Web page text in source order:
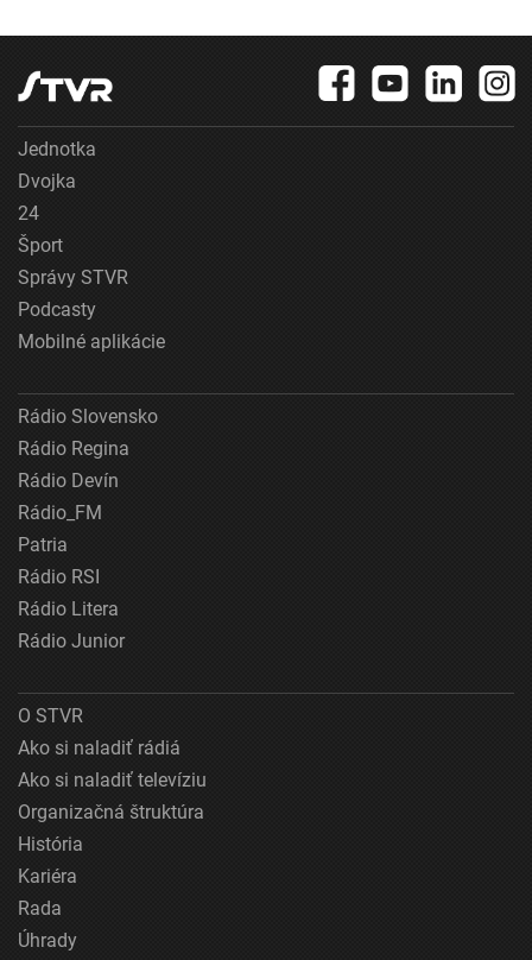
Jednotka
Dvojka
24
Šport
Správy STVR
Podcasty
Mobilné aplikácie
Rádio Slovensko
Rádio Regina
Rádio Devín
Rádio_FM
Patria
Rádio RSI
Rádio Litera
Rádio Junior
O STVR
Ako si naladiť rádiá
Ako si naladiť televíziu
Organizačná štruktúra
História
Kariéra
Rada
Úhrady